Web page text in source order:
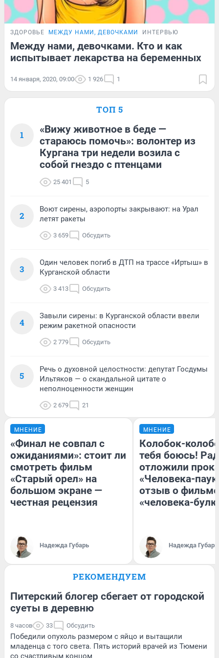
ЗДОРОВЬЕ МЕЖДУ НАМИ, ДЕВОЧКАМИ ИНТЕРВЬЮ
Между нами, девочками. Кто и как
испытывает лекарства на беременных
14 января, 2020, 09:00 1 926 1
ТОП 5
1
«Вижу животное в беде —
стараюсь помочь»: волонтер из
Кургана три недели возила с
собой гнездо с птенцами
25 401 5
2
Воют сирены, аэропорты закрывают: на Урал
летят ракеты
3 659 Обсудить
3
Один человек погиб в ДТП на трассе «Иртыш» в
Курганской области
3 413 Обсудить
4
Завыли сирены: в Курганской области ввели
режим ракетной опасности
2 779 Обсудить
5
Речь о духовной целостности: депутат Госдумы
Ильтяков — о скандальной цитате о
неполноценности женщин
2 679 21
МНЕНИЕ
«Финал не совпал с
ожиданиями»: стоит ли
смотреть фильм
«Старый орел» на
большом экране —
честная рецензия
Надежда Губарь
МНЕНИЕ
Колобок-
тебя боюсь!
отложили
«Человека-
отзыв о
«человека-
Надежда Губарь
РЕКОМЕНДУЕМ
Питерский блогер сбегает от городской
суеты в деревню
8 часов 33 Обсудить
Победили опухоль размером с яйцо и вытащили
младенца с того света. Пять историй врачей из Тюмени
со счастливым концом